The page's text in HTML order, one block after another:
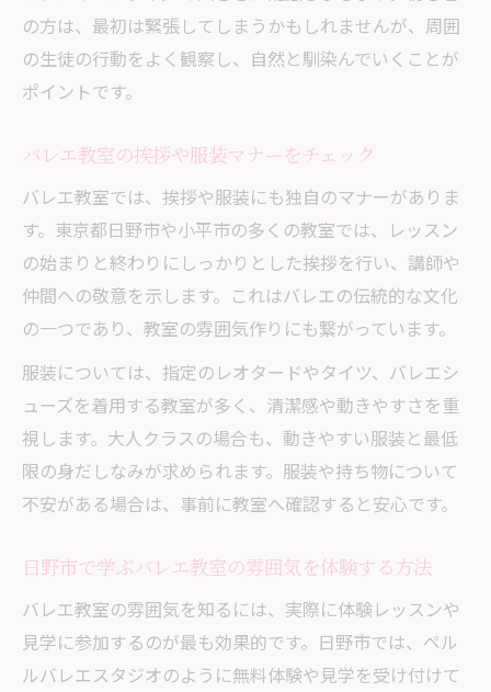
の方は、最初は緊張してしまうかもしれませんが、周囲
の生徒の行動をよく観察し、自然と馴染んでいくことが
ポイントです。
バレエ教室の挨拶や服装マナーをチェック
バレエ教室では、挨拶や服装にも独自のマナーがありま
す。東京都日野市や小平市の多くの教室では、レッスン
の始まりと終わりにしっかりとした挨拶を行い、講師や
仲間への敬意を示します。これはバレエの伝統的な文化
の一つであり、教室の雰囲気作りにも繋がっています。
服装については、指定のレオタードやタイツ、バレエシ
ューズを着用する教室が多く、清潔感や動きやすさを重
視します。大人クラスの場合も、動きやすい服装と最低
限の身だしなみが求められます。服装や持ち物について
不安がある場合は、事前に教室へ確認すると安心です。
日野市で学ぶバレエ教室の雰囲気を体験する方法
バレエ教室の雰囲気を知るには、実際に体験レッスンや
見学に参加するのが最も効果的です。日野市では、ペル
ルバレエスタジオのように無料体験や見学を受け付けて